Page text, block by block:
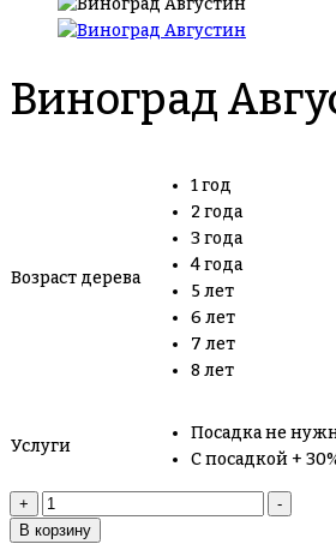
Виноград
Возраст дерева
1 год
2 года
3 года
4 года
5 лет
6 лет
7 лет
8 лет
Услуги
Посадка не
С посадкой +
+
Количество
товара
-
В корзину